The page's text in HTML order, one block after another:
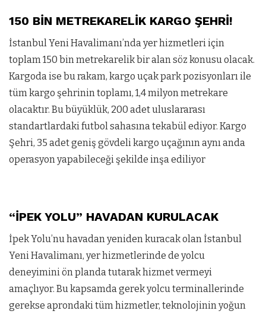
150 BİN METREKARELİK KARGO ŞEHRİ!
İstanbul Yeni Havalimanı’nda yer hizmetleri için
toplam 150 bin metrekarelik bir alan söz konusu olacak.
Kargoda ise bu rakam, kargo uçak park pozisyonları ile
tüm kargo şehrinin toplamı, 1,4 milyon metrekare
olacaktır. Bu büyüklük, 200 adet uluslararası
standartlardaki futbol sahasına tekabül ediyor. Kargo
Şehri, 35 adet geniş gövdeli kargo uçağının aynı anda
operasyon yapabileceği şekilde inşa ediliyor
“İPEK YOLU” HAVADAN KURULACAK
İpek Yolu’nu havadan yeniden kuracak olan İstanbul
Yeni Havalimanı, yer hizmetlerinde de yolcu
deneyimini ön planda tutarak hizmet vermeyi
amaçlıyor. Bu kapsamda gerek yolcu terminallerinde
gerekse aprondaki tüm hizmetler, teknolojinin yoğun